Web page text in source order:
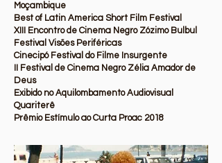
Moçambique
​Best of Latin America Short Film Festival
XIII Encontro de Cinema Negro Zózimo Bulbul
Festival Visões Periféricas
Cinecipó Festival do Filme Insurgente
II Festival de Cinema Negro Zélia Amador de
Deus
Exibido no Aquilombamento Audiovisual
Quariterê
Prêmio Estímulo ao Curta Proac 2018